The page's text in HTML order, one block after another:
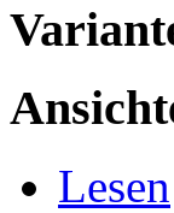
Lesen